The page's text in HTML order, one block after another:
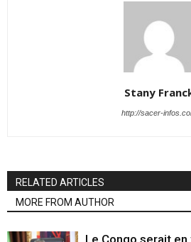
Stany
http://sacer-
RELATED ARTICLES
MORE FROM AUTHOR